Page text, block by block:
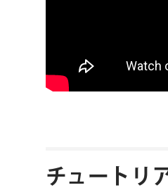
チュートリ